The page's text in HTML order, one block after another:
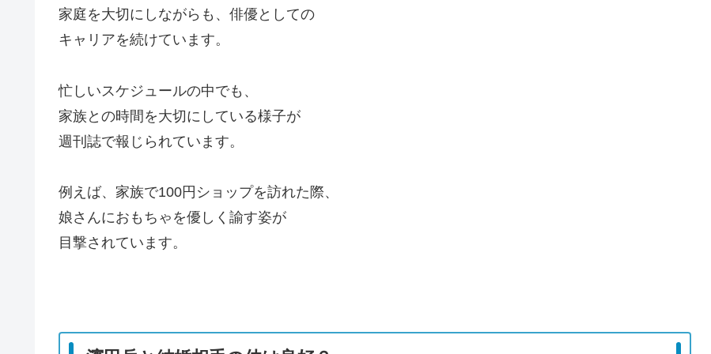
家庭を大切にしながらも、俳優としての
キャリアを続けています。
忙しいスケジュールの中でも、
家族との時間を大切にしている様子が
週刊誌で報じられています。
例えば、家族で100円ショップを訪れた際、
娘さんにおもちゃを優しく諭す姿が
目撃されています。